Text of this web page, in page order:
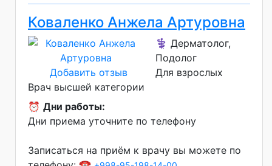
Коваленко Анжела Артуровна
Добавить отзыв
⚕️ Дерматолог,
Подолог
Для взрослых
Врач высшей категории
⏰ Дни работы:
Дни приема уточните по телефону
Записаться на приём к врачу вы можете по